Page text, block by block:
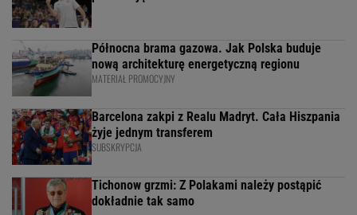
Północna brama gazowa. Jak Polska buduje
nową architekturę energetyczną regionu
MATERIAŁ PROMOCYJNY
Barcelona zakpi z Realu Madryt. Cała Hiszpania
żyje jednym transferem
SUBSKRYPCJA
Tichonow grzmi: Z Polakami należy postąpić
dokładnie tak samo